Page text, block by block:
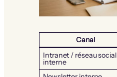
Canal
Intranet / réseau social
interne